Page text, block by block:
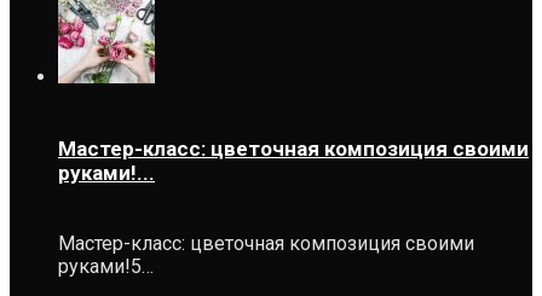
Мастер-класс: цветочная композиция своими
руками!...
Мастер-класс: цветочная композиция своими
руками!5…